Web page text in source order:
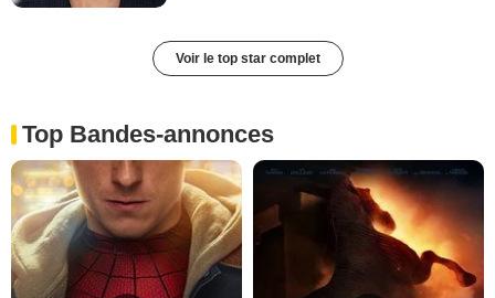
Voir le top star complet
Top Bandes-annonces